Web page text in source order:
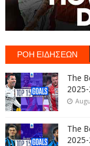
ΡΟΗ ΕΙΔΗΣΕΩΝ
The
The